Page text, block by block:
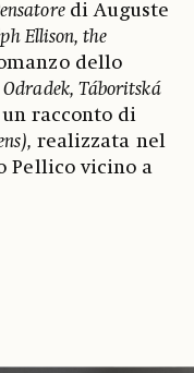
di Auguste
Ellison, the
dello
Odradek, Táboritská
racconto di
realizzata nel
Pellico vicino a